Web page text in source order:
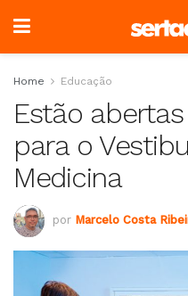
Home Educação
Estão
para o
Medicina
por Marcelo Costa